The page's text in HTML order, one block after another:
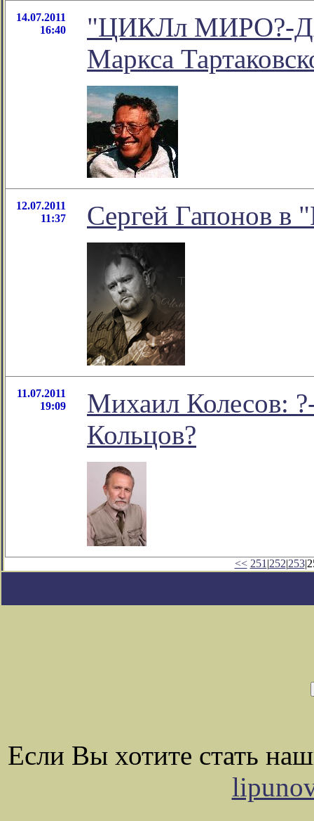
14.07.2011
16:40
"ЦИКЛл МИРО?-
Маркса
12.07.2011
11:37
Сергей Гапонов в
11.07.2011
19:09
Михаил Колесов:
Кольцов?
<< 251 |252|253
Если Вы хотите стать